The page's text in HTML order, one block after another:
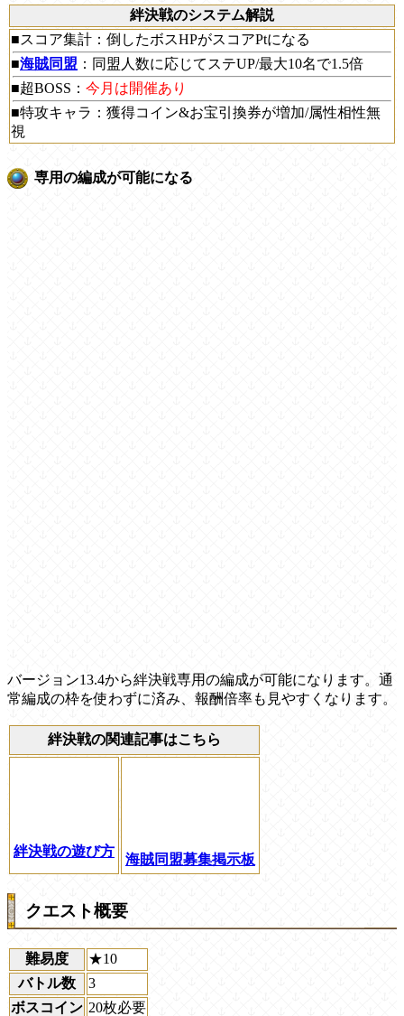
絆決戦のシステム解説
■スコア集計：倒したボスHPがスコアPtになる
■海賊同盟 ：同盟人数に応じてステUP/最大10名で1.5倍
■超BOSS： 今月は開催あり
■特攻キャラ：獲得コイン&お宝引換券が増加/属性相性無
視
専用の編成が可能になる
バージョン13.4から絆決戦専用の編成が可能になります。通
常編成の枠を使わずに済み、報酬倍率も見やすくなります。
絆決戦の関連記事はこちら
絆決戦の遊び方
海賊同盟募集掲示板
クエスト概要
難易度
★10
バトル数
3
ボスコイン 20枚必要